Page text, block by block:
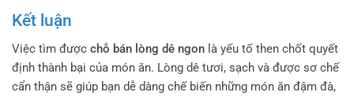
Kết luận
Việc tìm được chỗ bán lòng dê ngon là yếu tố then chốt quyết
định thành bại của món ăn. Lòng dê tươi, sạch và được sơ chế
cẩn thận sẽ giúp bạn dễ dàng chế biến những món ăn đậm đà,